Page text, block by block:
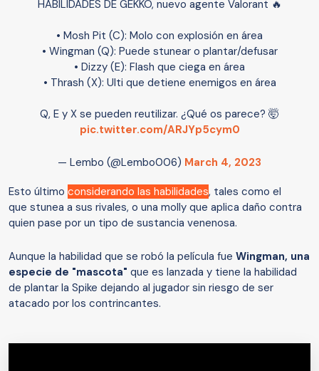
HABILIDADES DE GEKKO, nuevo agente Valorant 🔥
• Mosh Pit (C): Molo con explosión en área
• Wingman (Q): Puede stunear o plantar/defusar
• Dizzy (E): Flash que ciega en área
• Thrash (X): Ulti que detiene enemigos en área
Q, E y X se pueden reutilizar. ¿Qué os parece? 🤯
pic.twitter.com/ARJYp5cym0
— Lembo (@Lembo006) March 4, 2023
Esto último considerando las habilidades, tales como el
que stunea a sus rivales, o una molly que aplica daño contra
quien pase por un tipo de sustancia venenosa.
Aunque la habilidad que se robó la película fue Wingman, una
especie de "mascota" que es lanzada y tiene la habilidad
de plantar la Spike dejando al jugador sin riesgo de ser
atacado por los contrincantes.